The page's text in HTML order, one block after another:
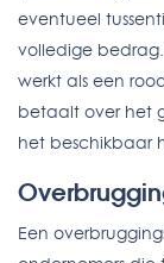
eventueel
volledige
werkt als een
betaalt over het
het beschikbaar
Een